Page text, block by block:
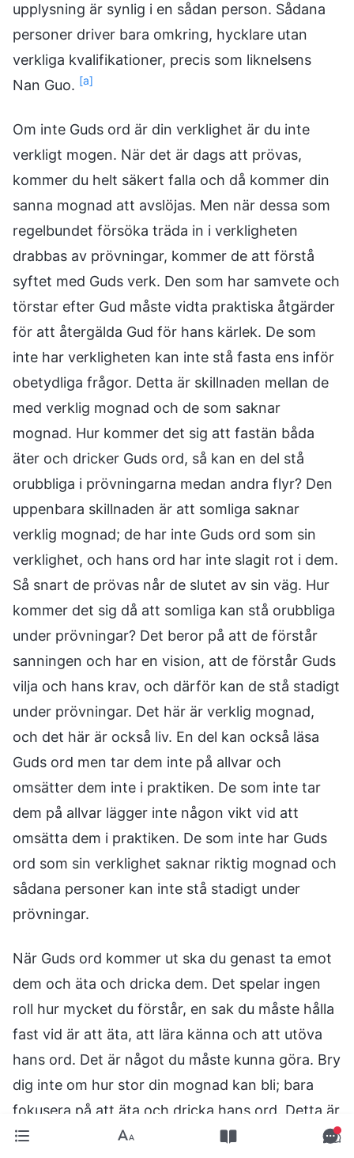
upplysning är synlig i en sådan person. Sådana
personer driver bara omkring, hycklare utan
verkliga kvalifikationer, precis som liknelsens
Nan Guo. [a]
Om inte Guds ord är din verklighet är du inte
verkligt mogen. När det är dags att prövas,
kommer du helt säkert falla och då kommer din
sanna mognad att avslöjas. Men när dessa som
regelbundet försöka träda in i verkligheten
drabbas av prövningar, kommer de att förstå
syftet med Guds verk. Den som har samvete och
törstar efter Gud måste vidta praktiska åtgärder
för att återgälda Gud för hans kärlek. De som
inte har verkligheten kan inte stå fasta ens inför
obetydliga frågor. Detta är skillnaden mellan de
med verklig mognad och de som saknar
mognad. Hur kommer det sig att fastän båda
äter och dricker Guds ord, så kan en del stå
orubbliga i prövningarna medan andra flyr? Den
uppenbara skillnaden är att somliga saknar
verklig mognad; de har inte Guds ord som sin
verklighet, och hans ord har inte slagit rot i dem.
Så snart de prövas når de slutet av sin väg. Hur
kommer det sig då att somliga kan stå orubbliga
under prövningar? Det beror på att de förstår
sanningen och har en vision, att de förstår Guds
vilja och hans krav, och därför kan de stå stadigt
under prövningar. Det här är verklig mognad,
och det här är också liv. En del kan också läsa
Guds ord men tar dem inte på allvar och
omsätter dem inte i praktiken. De som inte tar
dem på allvar lägger inte någon vikt vid att
omsätta dem i praktiken. De som inte har Guds
ord som sin verklighet saknar riktig mognad och
sådana personer kan inte stå stadigt under
prövningar.
När Guds ord kommer ut ska du genast ta emot
dem och äta och dricka dem. Det spelar ingen
roll hur mycket du förstår, en sak du måste hålla
fast vid är att äta, att lära känna och att utöva
hans ord. Det är något du måste kunna göra. Bry
dig inte om hur stor din mognad kan bli; bara
fokusera på att äta och dricka hans ord. Detta är
vad människan måste samarbeta med. Ditt